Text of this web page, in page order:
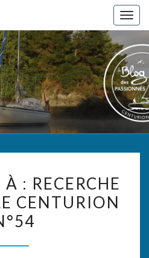
32
Le Blog
Des
Passionnés
À :
RECERCHE
INFO
: RECERCHE
CENTURION